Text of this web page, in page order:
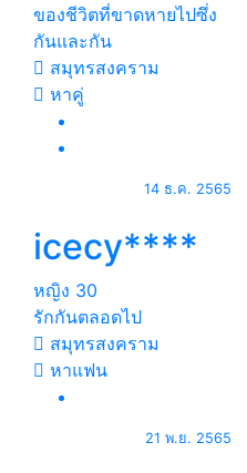
ของชีวิตที่ขาดหายไปซึ่ง
กันและกัน
สมุทรสงคราม
หาคู่
14 ธ.ค. 2565
icecy****
หญิง 30
รักกันตลอดไป
สมุทรสงคราม
หาแฟน
21 พ.ย. 2565